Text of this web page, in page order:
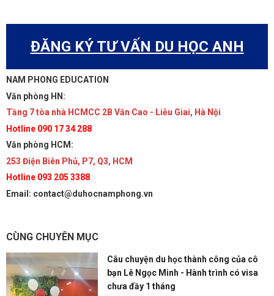
ĐĂNG KÝ TƯ VẤN DU HỌC ANH
NAM PHONG EDUCATION
Văn phòng HN:
Tầng 7 tòa nhà HCMCC 2B Văn Cao - Liễu Giai, Hà Nội
Hotline 090 17 34 288
Văn phòng HCM:
253 Điện Biên Phủ, P7, Q3, HCM
Hotline 093 205 3388
Email: contact@duhocnamphong.vn
CÙNG CHUYÊN MỤC
Câu chuyện du học thành công của cô
bạn Lê Ngọc Minh - Hành trình có visa
chưa đầy 1 tháng